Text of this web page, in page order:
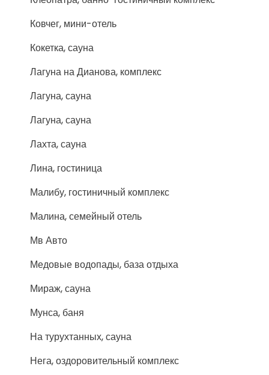
Ковчег, мини-отель
Кокетка, сауна
Лагуна на Дианова, комплекс
Лагуна, сауна
Лагуна, сауна
Лахта, сауна
Лина, гостиница
Малибу, гостиничный комплекс
Малина, семейный отель
Мв Авто
Медовые водопады, база отдыха
Мираж, сауна
Мунса, баня
На турухтанных, сауна
Нега, оздоровительный комплекс